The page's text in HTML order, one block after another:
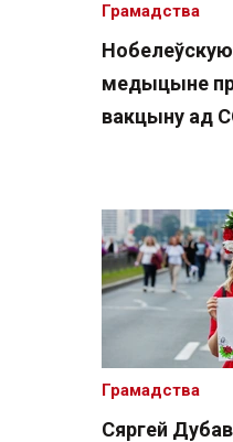
медыцыне
вакцыну ад
Грамадства
Сяргей
Грамадства